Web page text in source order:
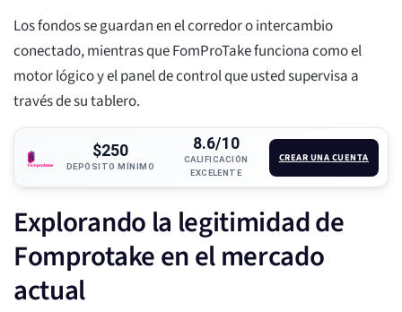
Los fondos se guardan en el corredor o intercambio
conectado, mientras que FomProTake funciona como el
motor lógico y el panel de control que usted supervisa a
través de su tablero.
$250
DEPÓSITO MÍNIMO
8.6/10
CALIFICACIÓN
EXCELENTE
CREAR UNA CUENTA
Explorando la legitimidad de
Fomprotake en el mercado
actual